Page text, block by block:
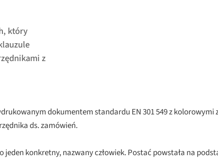
który
z
dokumentem standardu EN 301 549 z kolorowymi
ds. zamówień.
konkretny, nazwany człowiek. Postać powstała na